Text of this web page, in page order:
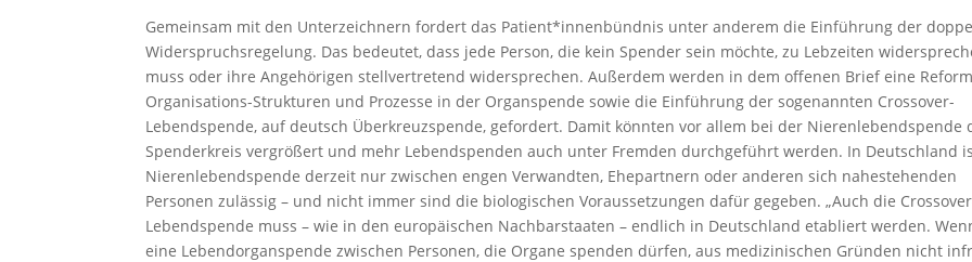
Gemeinsam mit den Unterzeichnern fordert das Patient*innenbündnis unter anderem die Einführung der
Widerspruchsregelung. Das bedeutet, dass jede Person, die kein Spender sein möchte, zu Lebzeiten
muss oder ihre Angehörigen stellvertretend widersprechen. Außerdem werden in dem offenen Brief eine
Organisations-Strukturen und Prozesse in der Organspende sowie die Einführung der sogenannten Crossover-
Lebendspende, auf deutsch Überkreuzspende, gefordert. Damit könnten vor allem bei der Nierenlebendspende
Spenderkreis vergrößert und mehr Lebendspenden auch unter Fremden durchgeführt werden. In Deutschland
Nierenlebendspende derzeit nur zwischen engen Verwandten, Ehepartnern oder anderen sich nahestehenden
Personen zulässig – und nicht immer sind die biologischen Voraussetzungen dafür gegeben. „Auch die
Lebendspende muss – wie in den europäischen Nachbarstaaten – endlich in Deutschland etabliert werden.
eine Lebendorganspende zwischen Personen, die Organe spenden dürfen, aus medizinischen Gründen nicht